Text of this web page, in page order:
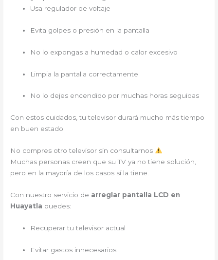
Usa regulador de voltaje
Evita golpes o presión en la pantalla
No lo expongas a humedad o calor excesivo
Limpia la pantalla correctamente
No lo dejes encendido por muchas horas seguidas
Con estos cuidados, tu televisor durará mucho más tiempo
en buen estado.
No compres otro televisor sin consultarnos
Muchas personas creen que su TV ya no tiene solución,
pero en la mayoría de los casos sí la tiene.
Con nuestro servicio de arreglar pantalla LCD en
Huayatla puedes:
Recuperar tu televisor actual
Evitar gastos innecesarios